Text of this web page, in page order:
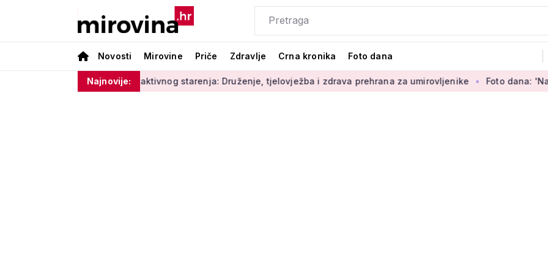
Novosti Mirovine Priče Zdravlje Crna kronika Foto dana
Najnovije:
Radionice aktivnog starenja: Druženje, tjelovježba i zdrava prehrana za umirovljenike Foto dana: 'Najljepši dio